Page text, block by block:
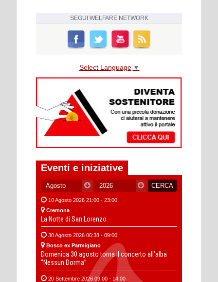
SEGUI WELFARE NETWORK
Select Language ▼
Eventi e iniziative
10 Agosto 2026 21:00 - 23:00
Cremona
La Notte di San Lorenzo
30 Agosto 2026 06:38 - 09:00
Bosco ex Parmigiano
Domenica 30 agosto torna il concerto all’alba
“Nessun Dorma”
20 Settembre 2026 09:00 - 14:00